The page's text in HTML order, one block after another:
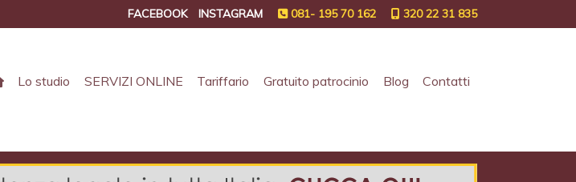
FACEBOOK INSTAGRAM 081- 195 70 162 320 22 31 835
Lo studio SERVIZI ONLINE Tariffario Gratuito patrocinio Blog Contatti